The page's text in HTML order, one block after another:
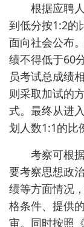
根据应聘
到低分按1:2的
面向社会公布
绩不得低于60
员考试总成绩
则采取加试的
式。最终从进
划人数1:1的比
考察可根
要考察思想政
绩等方面情况
格条件、提供
审。同时按照